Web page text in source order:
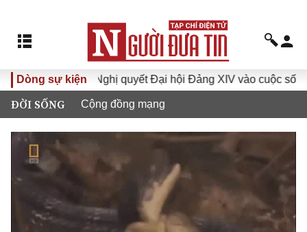
Dòng sự kiện
Đưa Nghị quyết Đại hội Đảng XIV vào cuộc sống
ĐỜI SỐNG Cộng đồng mạng